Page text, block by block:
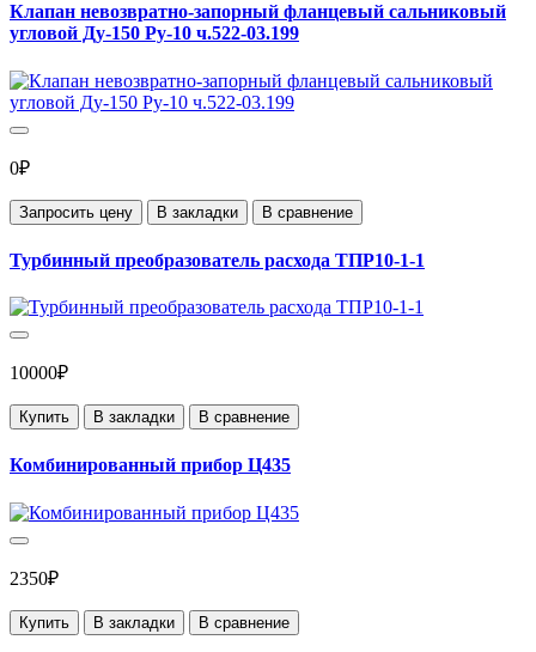
Клапан невозвратно-запорный фланцевый сальниковый
угловой Ду-150 Ру-10 ч.522-03.199
0₽
Запросить цену В закладки В сравнение
Турбинный преобразователь расхода ТПР10-1-1
10000₽
Купить В закладки В сравнение
Комбинированный прибор Ц435
2350₽
Купить В закладки В сравнение